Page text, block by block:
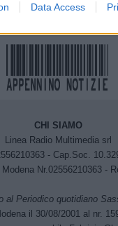
Data Access
CHI SIAMO
Linea Radio Multimedia srl
- Cap.Soc.
Nr.02556210363 -
al Periodico quotidiano
il 30/08/2001 al nr.